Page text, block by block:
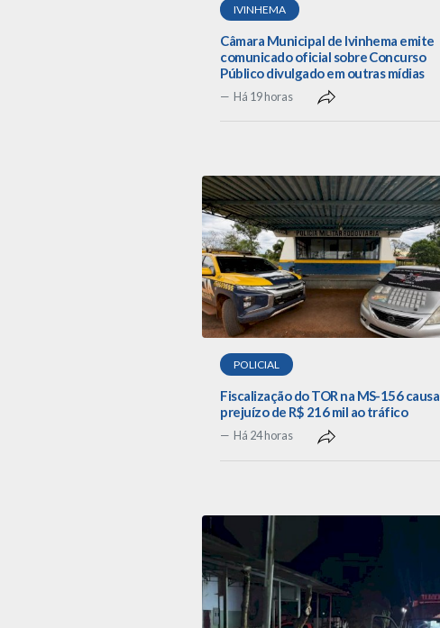
IVINHEMA
Câmara Municipal de Ivinhema emite
comunicado oficial sobre Concurso
Público divulgado em outras mídias
Há 19 horas
POLICIAL
Fiscalização do TOR na MS-156 causa
prejuízo de R$ 216 mil ao tráfico
Há 24 horas